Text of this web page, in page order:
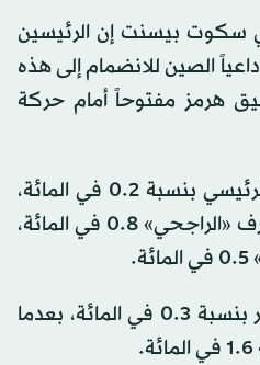
سكوت بيسنت إن الرئيسين
الصين للانضمام إلى هذه
هرمز مفتوحاً أمام حركة
وصعد المؤشر السعودي الرئيسي بنسبة 0.2 في المائة،
ف «الراجحي» 0.8 في المائة،
وفي أبوظبي، ارتفع المؤشر بنسبة 0.3 في المائة، بعدما